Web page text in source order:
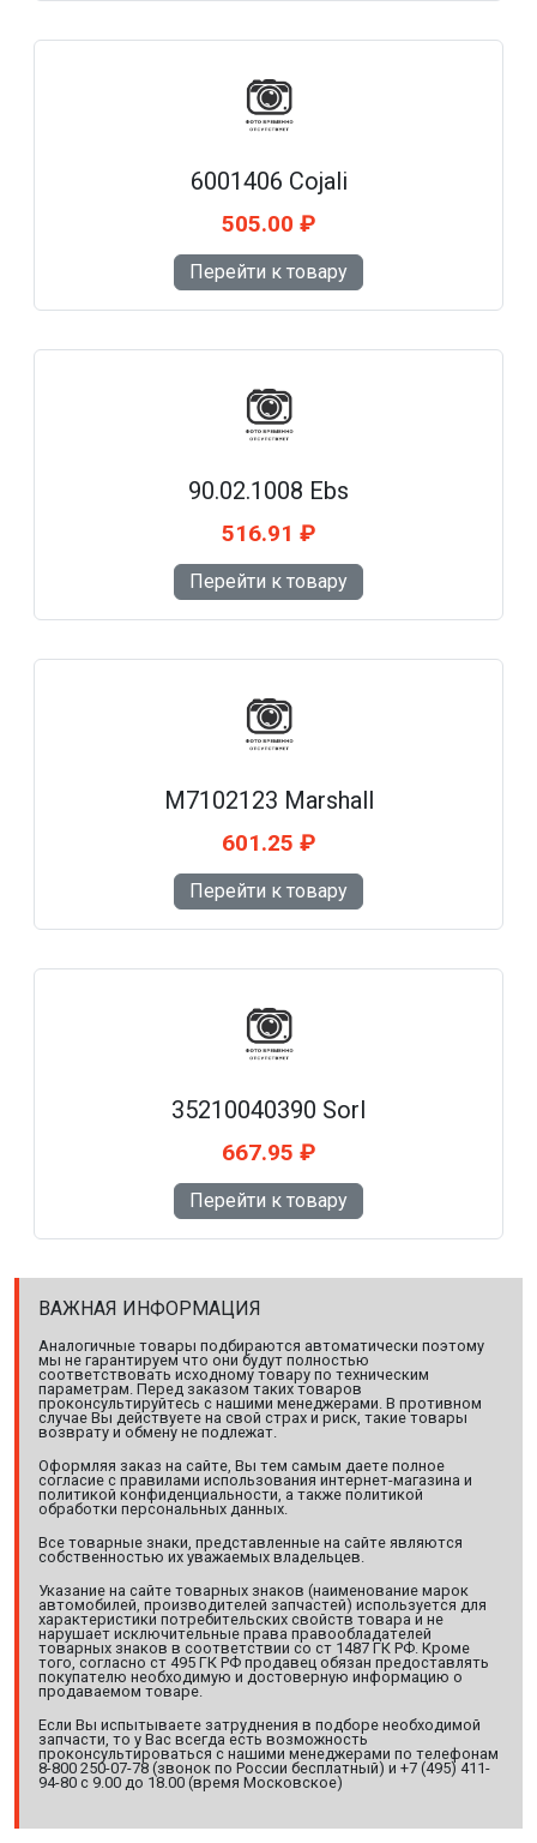
6001406 Cojali
505.00 ₽
Перейти к товару
90.02.1008 Ebs
516.91 ₽
Перейти к товару
M7102123 Marshall
601.25 ₽
Перейти к товару
35210040390 Sorl
667.95 ₽
Перейти к товару
ВАЖНАЯ ИНФОРМАЦИЯ
Аналогичные товары подбираются автоматически поэтому
мы не гарантируем что они будут полностью
соответствовать исходному товару по техническим
параметрам. Перед заказом таких товаров
проконсультируйтесь с нашими менеджерами. В противном
случае Вы действуете на свой страх и риск, такие товары
возврату и обмену не подлежат.
Оформляя заказ на сайте, Вы тем самым даете полное
согласие с правилами использования интернет-магазина и
политикой конфиденциальности, а также политикой
обработки персональных данных.
Все товарные знаки, представленные на сайте являются
собственностью их уважаемых владельцев.
Указание на сайте товарных знаков (наименование марок
автомобилей, производителей запчастей) используется для
характеристики потребительских свойств товара и не
нарушает исключительные права правообладателей
товарных знаков в соответствии со ст 1487 ГК РФ. Кроме
того, согласно ст 495 ГК РФ продавец обязан предоставлять
покупателю необходимую и достоверную информацию о
продаваемом товаре.
Если Вы испытываете затруднения в подборе необходимой
запчасти, то у Вас всегда есть возможность
проконсультироваться с нашими менеджерами по телефонам
8-800 250-07-78 (звонок по России бесплатный) и +7 (495) 411-
94-80 с 9.00 до 18.00 (время Московское)